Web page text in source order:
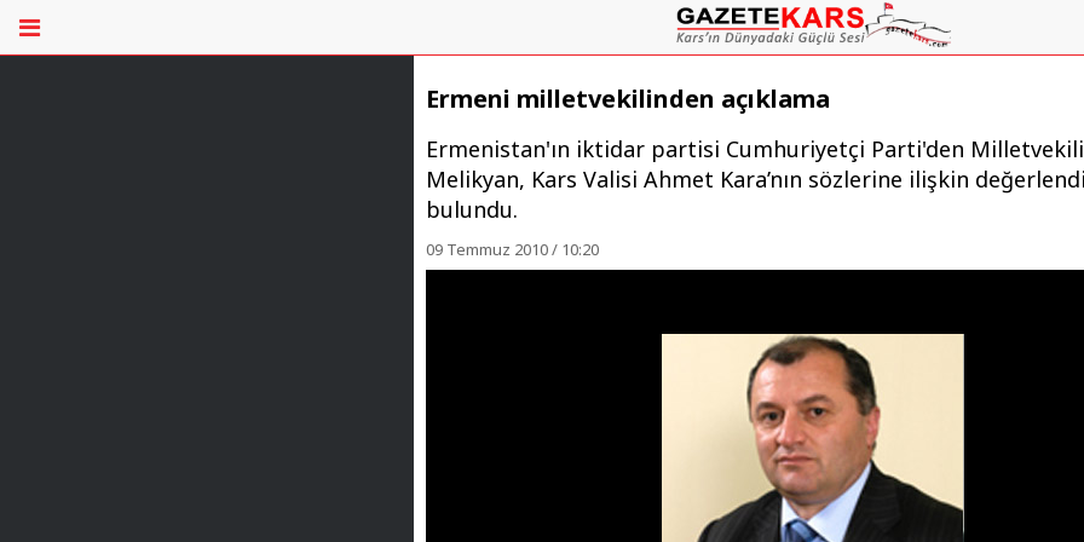
Ermeni milletvekilinden açıklama
Ermenistan'ın iktidar partisi Cumhuriyetçi Parti'den
Melikyan, Kars Valisi Ahmet Kara’nın sözlerine ilişkin
bulundu.
09 Temmuz 2010 / 10:20